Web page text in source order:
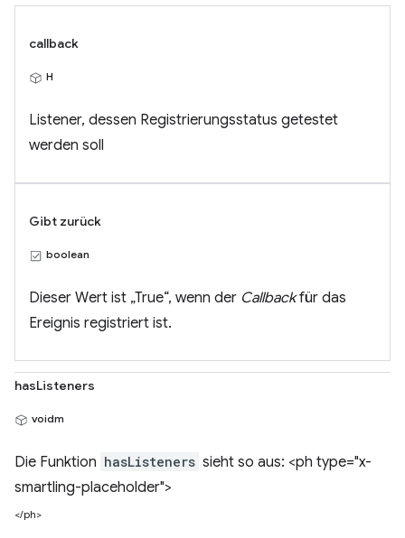
callback
H
Listener, dessen Registrierungsstatus getestet
werden soll
Gibt zurück
boolean
Dieser Wert ist „True“, wenn der Callbackfür das
Ereignis registriert ist.
hasListeners
voidm
Die Funktion hasListeners sieht so aus: <ph type="x-
smartling-placeholder">
</ph>